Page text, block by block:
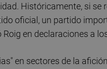
Históricamente, si se
oficial, un partido
en declaraciones a
en sectores de la